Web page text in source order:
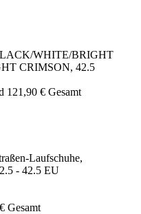
WHITE/BRIGHT
CRIMSON, 42.5
121,90 € Gesamt
Laufschuhe,
- 42.5 EU
Gesamt